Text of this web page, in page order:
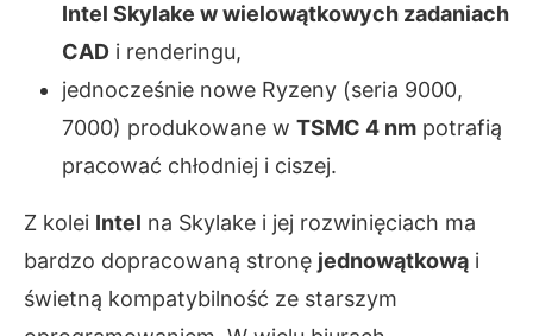
Intel Skylake w wielowątkowych zadaniach
CAD i renderingu,
jednocześnie nowe Ryzeny (seria 9000,
7000) produkowane w TSMC 4 nm potrafią
pracować chłodniej i ciszej.
Z kolei Intel na Skylake i jej rozwinięciach ma
bardzo dopracowaną stronę jednowątkową i
świetną kompatybilność ze starszym